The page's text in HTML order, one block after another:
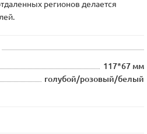
регионов делается
117*67 мм
голубой/розовый/белый